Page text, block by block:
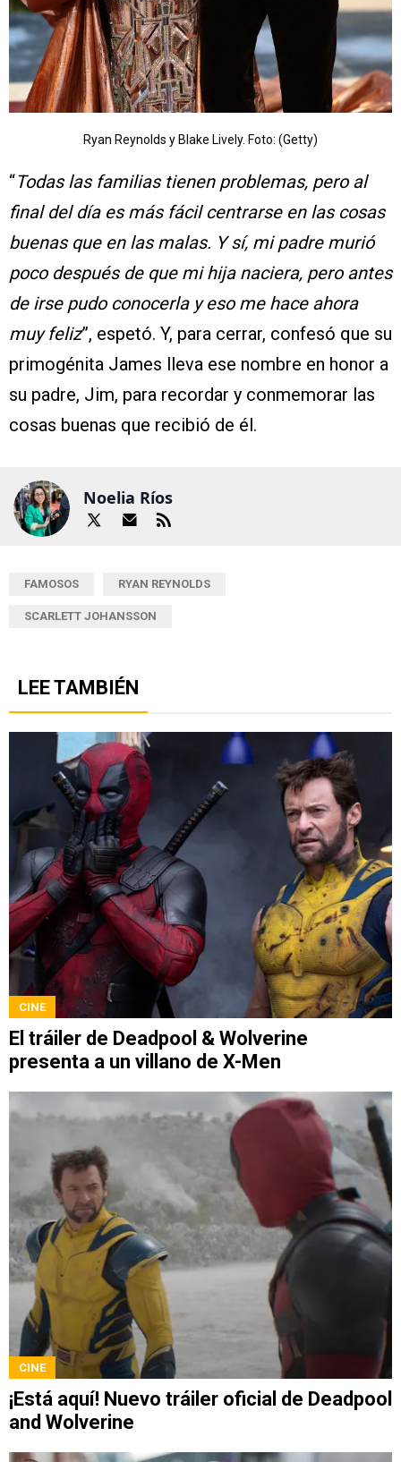
Ryan Reynolds y Blake Lively. Foto: (Getty)
“Todas las familias tienen problemas, pero al
final del día es más fácil centrarse en las cosas
buenas que en las malas. Y sí, mi padre murió
poco después de que mi hija naciera, pero antes
de irse pudo conocerla y eso me hace ahora
muy feliz”, espetó. Y, para cerrar, confesó que su
primogénita James lleva ese nombre en honor a
su padre, Jim, para recordar y conmemorar las
cosas buenas que recibió de él.
Noelia Ríos
FAMOSOS RYAN REYNOLDS
SCARLETT JOHANSSON
LEE TAMBIÉN
CINE
El tráiler de Deadpool & Wolverine
presenta a un villano de X-Men
CINE
¡Está aquí! Nuevo tráiler oficial de Deadpool
and Wolverine